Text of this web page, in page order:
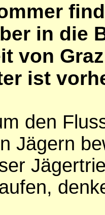
in die
von
ist
den
Jägern